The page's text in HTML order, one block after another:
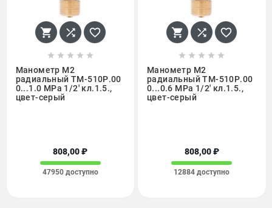
  
    
Манометр М2
радиальный ТМ-510Р.00
0...1.0 МРа 1/2' кл.1.5.,
цвет-серый
808,00 ₽
47950 доступно
  
    
Манометр М2
радиальный ТМ-510Р.00
0...0.6 МРа 1/2' кл.1.5.,
цвет-серый
808,00 ₽
12884 доступно